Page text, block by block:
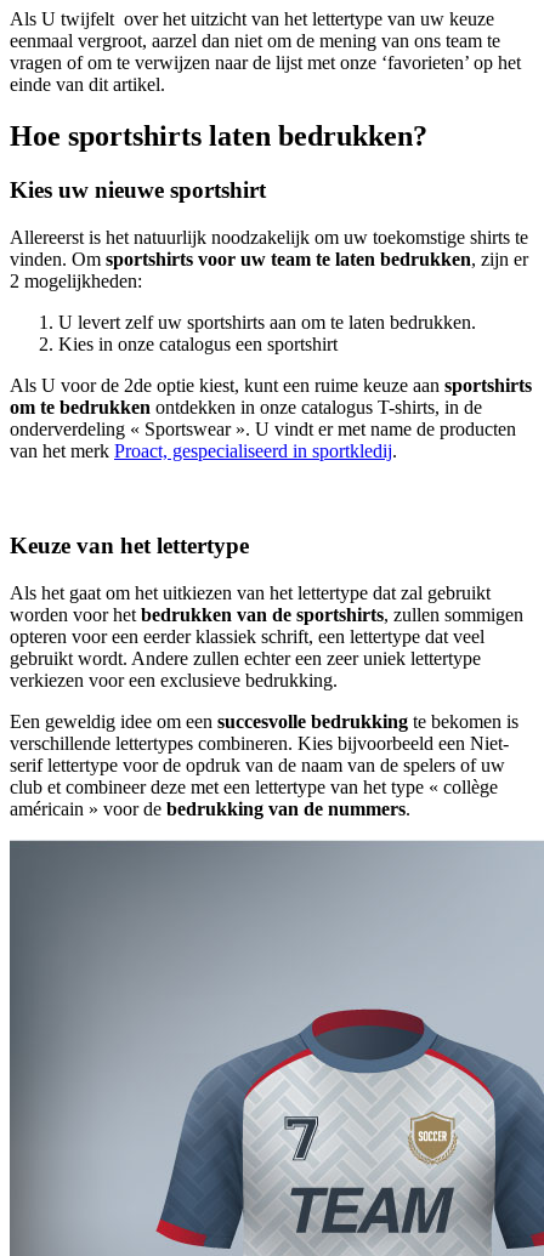
Als U twijfelt over het uitzicht van het lettertype van uw keuze
eenmaal vergroot, aarzel dan niet om de mening van ons team te
vragen of om te verwijzen naar de lijst met onze ‘favorieten’ op het
einde van dit artikel.
Hoe sportshirts laten bedrukken?
Kies uw nieuwe sportshirt
Allereerst is het natuurlijk noodzakelijk om uw toekomstige shirts te
vinden. Om sportshirts voor uw team te laten bedrukken, zijn er
2 mogelijkheden:
U levert zelf uw sportshirts aan om te laten bedrukken.
Kies in onze catalogus een sportshirt
Als U voor de 2de optie kiest, kunt een ruime keuze aan sportshirts
om te bedrukken ontdekken in onze catalogus T-shirts, in de
onderverdeling « Sportswear ». U vindt er met name de producten
van het merk Proact, gespecialiseerd in sportkledij.
Keuze van het lettertype
Als het gaat om het uitkiezen van het lettertype dat zal gebruikt
worden voor het bedrukken van de sportshirts, zullen sommigen
opteren voor een eerder klassiek schrift, een lettertype dat veel
gebruikt wordt. Andere zullen echter een zeer uniek lettertype
verkiezen voor een exclusieve bedrukking.
Een geweldig idee om een succesvolle bedrukking te bekomen is
verschillende lettertypes combineren. Kies bijvoorbeeld een Niet-
serif lettertype voor de opdruk van de naam van de spelers of uw
club et combineer deze met een lettertype van het type « collège
américain » voor de bedrukking van de nummers.